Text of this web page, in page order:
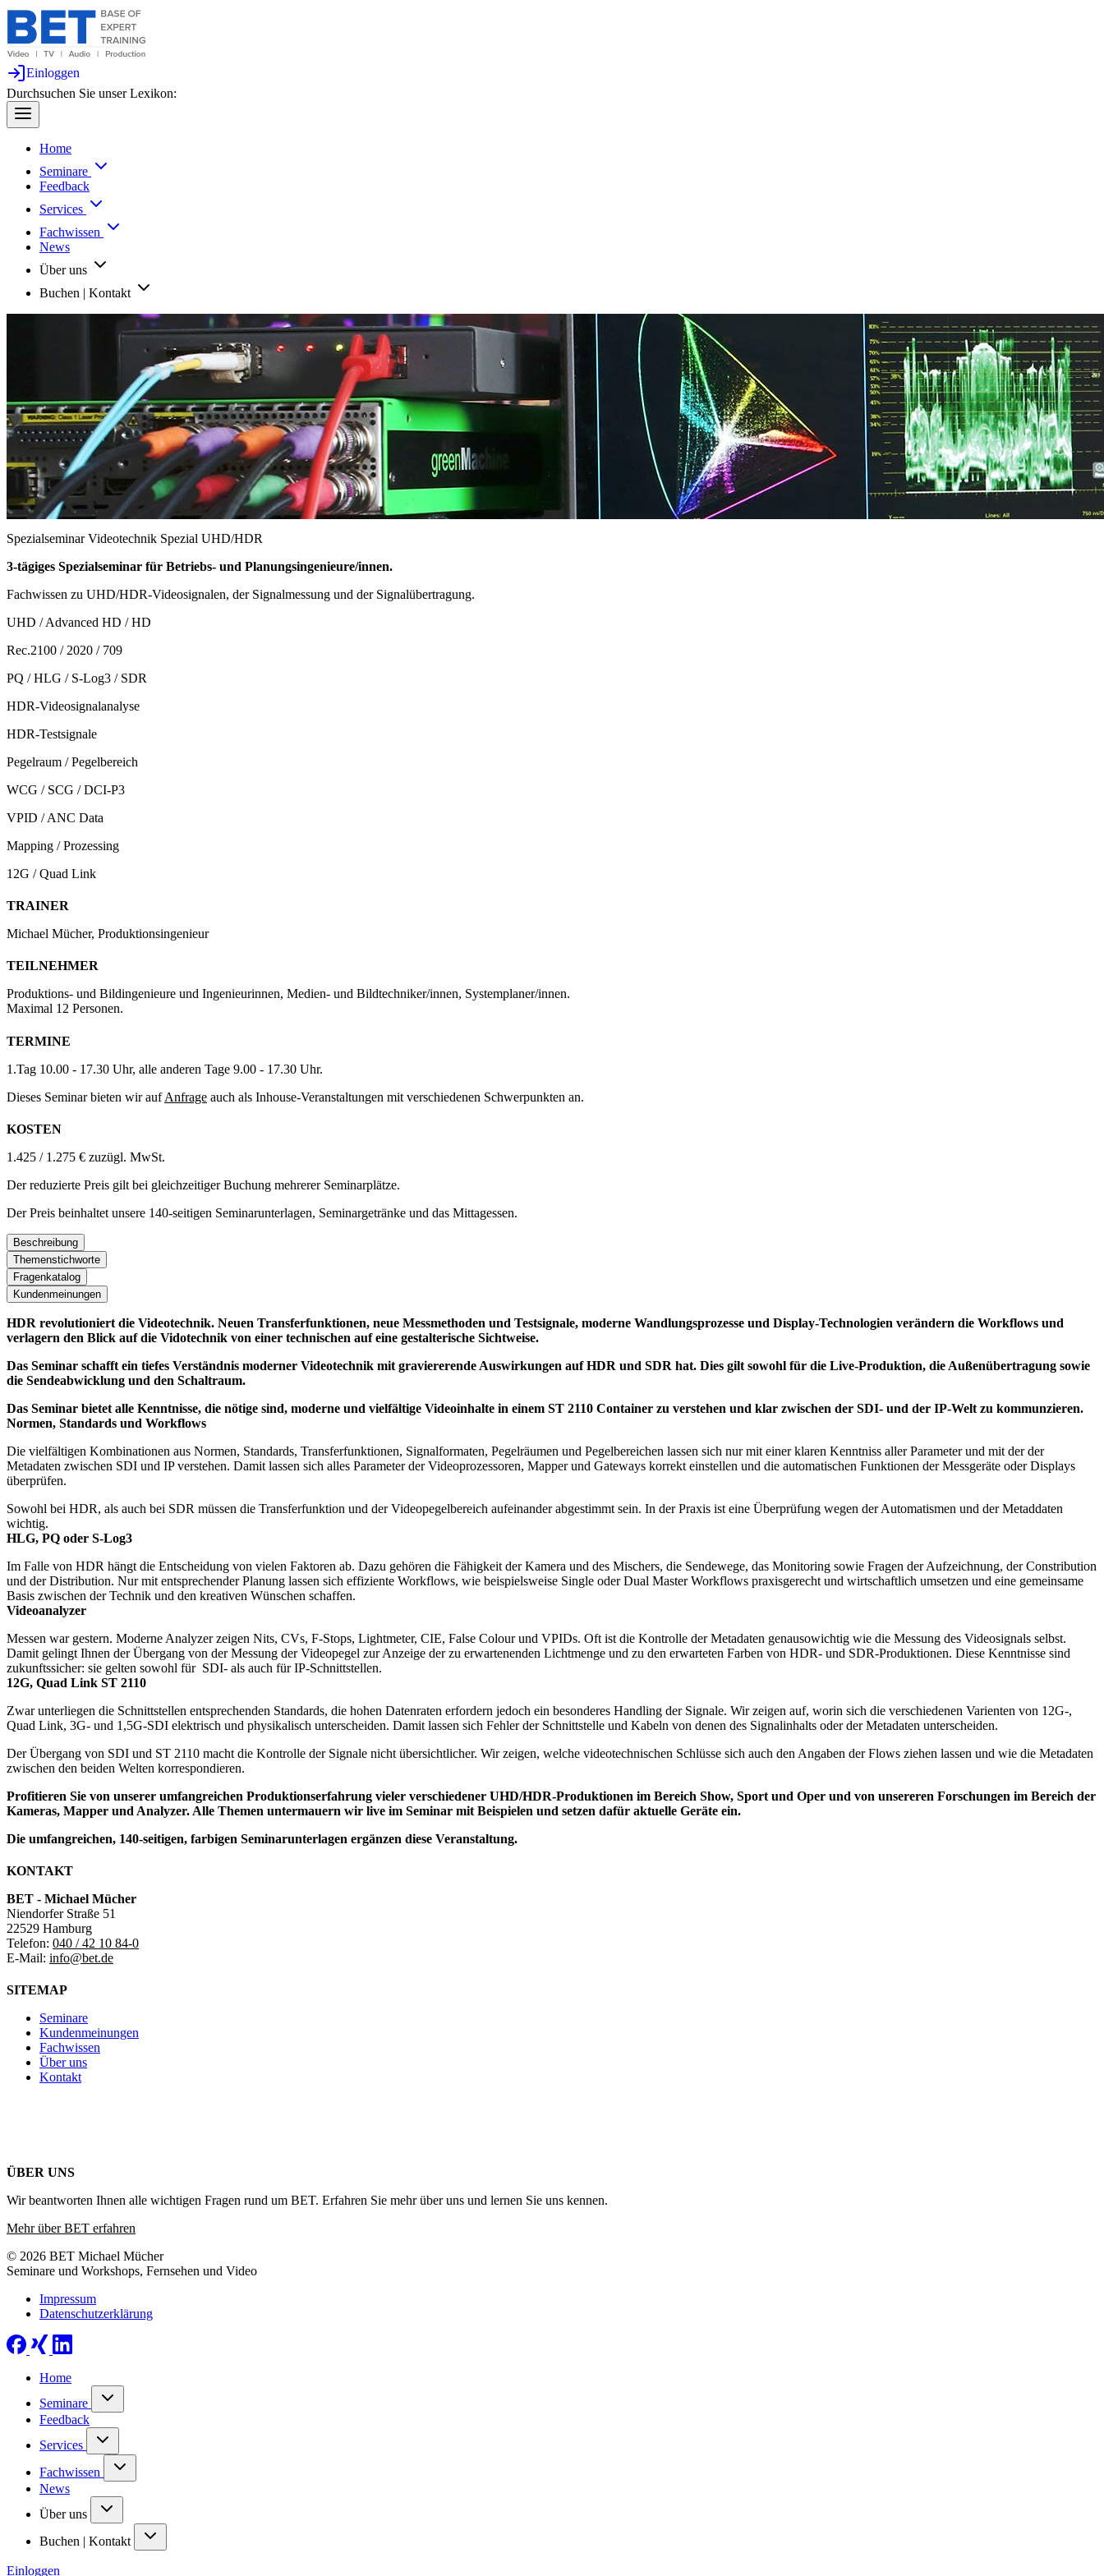
Einloggen
Durchsuchen Sie unser Lexikon:
Home
Seminare
Feedback
Services
Fachwissen
News
Über uns
Buchen | Kontakt
SpezialseminarVideotechnik Spezial UHD/HDR
3-tägiges Spezialseminar für Betriebs- und Planungsingenieure/innen.
Fachwissen zu UHD/HDR-Videosignalen, der Signalmessung und der Signalübertragung.
UHD / Advanced HD / HD
Rec.2100 / 2020 / 709
PQ / HLG / S-Log3 / SDR
HDR-Videosignalanalyse
HDR-Testsignale
Pegelraum / Pegelbereich
WCG / SCG / DCI-P3
VPID / ANC Data
Mapping / Prozessing
12G / Quad Link
TRAINER
Michael Mücher, Produktionsingenieur
TEILNEHMER
Produktions- und Bildingenieure und Ingenieurinnen, Medien- und Bildtechniker/innen, Systemplaner/innen.
Maximal 12 Personen.
TERMINE
1.Tag 10.00 - 17.30 Uhr, alle anderen Tage 9.00 - 17.30 Uhr.
Dieses Seminar bieten wir aufAnfrage auch als Inhouse-Veranstaltungen mit verschiedenen Schwerpunkten an.
KOSTEN
1.425 / 1.275 € zuzügl. MwSt.
Der reduzierte Preis gilt bei gleichzeitiger Buchung mehrerer Seminarplätze.
Der Preis beinhaltet unsere 140-seitigen Seminarunterlagen, Seminargetränke und das Mittagessen.
Beschreibung
Themenstichworte
Fragenkatalog
Kundenmeinungen
HDR revolutioniert die Videotechnik. Neuen Transferfunktionen, neue Messmethoden und Testsignale, moderne Wandlungsprozesse und Display-Technologien verändern die Workflows und
verlagern den Blick auf die Vidotechnik von einer technischen auf eine gestalterische Sichtweise.
Das Seminar schafft ein tiefes Verständnis moderner Videotechnik mit graviererende Auswirkungen auf HDR und SDR hat. Dies gilt sowohl für die Live-Produktion, die Außenübertragung sowie
die Sendeabwicklung und den Schaltraum.
Das Seminar bietet alle Kenntnisse, die nötige sind, moderne und vielfältige Videoinhalte in einem ST 2110 Container zu verstehen und klar zwischen der SDI- und der IP-Welt zu kommunzieren.
Normen, Standards und Workflows
Die vielfältigen Kombinationen aus Normen, Standards, Transferfunktionen, Signalformaten, Pegelräumen und Pegelbereichen lassen sich nur mit einer klaren Kenntniss aller Parameter und mit der der
Metadaten zwischen SDI und IP verstehen. Damit lassen sich alles Parameter der Videoprozessoren, Mapper und Gateways korrekt einstellen und die automatischen Funktionen der Messgeräte oder Displays
überprüfen.
Sowohl bei HDR, als auch bei SDR müssen die Transferfunktion und der Videopegelbereich aufeinander abgestimmt sein. In der Praxis ist eine Überprüfung wegen der Automatismen und der Metaddaten
wichtig.
HLG, PQ oder S-Log3
Im Falle von HDR hängt die Entscheidung von vielen Faktoren ab. Dazu gehören die Fähigkeit der Kamera und des Mischers, die Sendewege, das Monitoring sowie Fragen der Aufzeichnung, der Constribution
und der Distribution. Nur mit entsprechender Planung lassen sich effiziente Workflows, wie beispielsweise Single oder Dual Master Workflows praxisgerecht und wirtschaftlich umsetzen und eine gemeinsame
Basis zwischen der Technik und den kreativen Wünschen schaffen.
Videoanalyzer
Messen war gestern. Moderne Analyzer zeigen Nits, CVs, F-Stops, Lightmeter, CIE, False Colour und VPIDs. Oft ist die Kontrolle der Metadaten genausowichtig wie die Messung des Videosignals selbst.
Damit gelingt Ihnen der Übergang von der Messung der Videopegel zur Anzeige der zu erwartenenden Lichtmenge und zu den erwarteten Farben von HDR- und SDR-Produktionen. Diese Kenntnisse sind
zukunftssicher: sie gelten sowohl für SDI- als auch für IP-Schnittstellen.
12G, Quad Link ST 2110
Zwar unterliegen die Schnittstellen entsprechenden Standards, die hohen Datenraten erfordern jedoch ein besonderes Handling der Signale. Wir zeigen auf, worin sich die verschiedenen Varienten von 12G-,
Quad Link, 3G- und 1,5G-SDI elektrisch und physikalisch unterscheiden. Damit lassen sich Fehler der Schnittstelle und Kabeln von denen des Signalinhalts oder der Metadaten unterscheiden.
Der Übergang von SDI und ST 2110 macht die Kontrolle der Signale nicht übersichtlicher. Wir zeigen, welche videotechnischen Schlüsse sich auch den Angaben der Flows ziehen lassen und wie die Metadaten
zwischen den beiden Welten korrespondieren.
Profitieren Sie von unserer umfangreichen Produktionserfahrung vieler verschiedener UHD/HDR-Produktionen im Bereich Show, Sport und Oper und von unsereren Forschungen im Bereich der
Kameras, Mapper und Analyzer. Alle Themen untermauern wir live im Seminar mit Beispielen und setzen dafür aktuelle Geräte ein.
Die umfangreichen, 140-seitigen, farbigen Seminarunterlagen ergänzen diese Veranstaltung.
KONTAKT
BET - Michael Mücher
Niendorfer Straße 51
22529 Hamburg
Telefon: 040 / 42 10 84-0
E-Mail: info@bet.de
SITEMAP
Seminare
Kundenmeinungen
Fachwissen
Über uns
Kontakt
ÜBER UNS
Wir beantworten Ihnen alle wichtigen Fragen rund um BET. Erfahren Sie mehr über uns und lernen Sie uns kennen.
Mehr über BET erfahren
© 2026 BET Michael Mücher
Seminare und Workshops, Fernsehen und Video
Impressum
Datenschutzerklärung
Home
Seminare
Feedback
Services
Fachwissen
News
Über uns
Buchen | Kontakt
Einloggen